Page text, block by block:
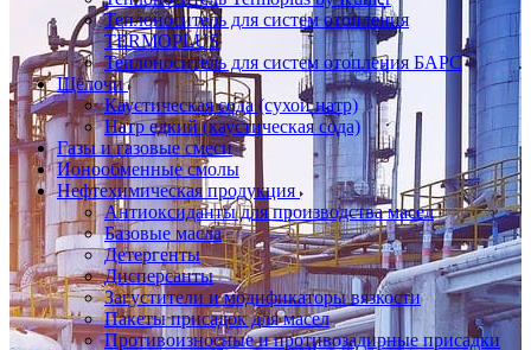
Теплоноситель для систем отопления
TERMOPLUS
Теплоноситель для систем отопления БАРС
Щёлочи
Каустическая сода (сухой натр)
Натр едкий (каустическая сода)
Газы и газовые смеси
Ионообменные смолы
Нефтехимическая продукция
Антиоксиданты для производства масел
Базовые масла
Детергенты
Дисперсанты
Загустители и модификаторы вязкости
Пакеты присадок для масел
Противоизносные и противозадирные присадки